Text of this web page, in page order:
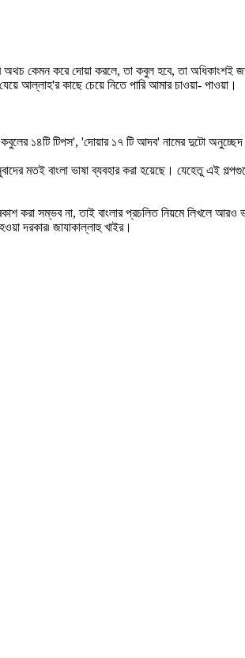
কেমন করে দোয়া করলে, তা কবুল হবে, তা
আল্লাহ'র কাছে চেয়ে নিতে পারি আমার চাওয়া- পাওয়া।
১৪টি টিপস', 'দোয়ার ১৭ টি আদব' নামের দুটো
মতই বাংলা ভাষা ব্যবহার করা হয়েছে। যেহেতু
করা সম্ভব না, তাই বাংলার প্রচলিত নিয়মে
দরকার৷ জাযাকাল্লাহু খাইর।